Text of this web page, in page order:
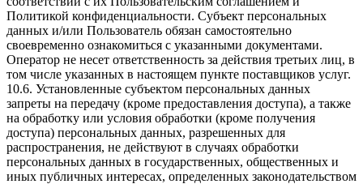
Политикой конфиденциальности. Субъект персональных
данных и/или Пользователь обязан самостоятельно
своевременно ознакомиться с указанными документами.
Оператор не несет ответственность за действия третьих лиц, в
том числе указанных в настоящем пункте поставщиков услуг.
10.6. Установленные субъектом персональных данных
запреты на передачу (кроме предоставления доступа), а также
на обработку или условия обработки (кроме получения
доступа) персональных данных, разрешенных для
распространения, не действуют в случаях обработки
персональных данных в государственных, общественных и
иных публичных интересах, определенных законодательством